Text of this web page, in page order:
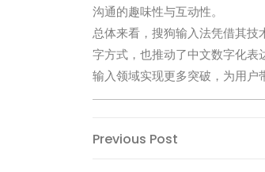
沟通的趣味性与互动性。
总体来看，搜狗输入法凭借其
字方式，也推动了中文数字化
输入领域实现更多突破，为用户
Post
Previous
Previous Post